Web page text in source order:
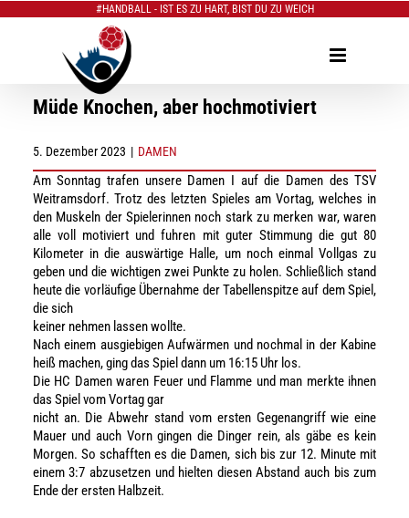
#HANDBALL - IST ES ZU HART, BIST DU ZU WEICH
Müde Knochen, aber hochmotiviert
5. Dezember 2023 | DAMEN
Am Sonntag trafen unsere Damen I auf die Damen des TSV
Weitramsdorf. Trotz des letzten Spieles am Vortag, welches in
den Muskeln der Spielerinnen noch stark zu merken war, waren
alle voll motiviert und fuhren mit guter Stimmung die gut 80
Kilometer in die auswärtige Halle, um noch einmal Vollgas zu
geben und die wichtigen zwei Punkte zu holen. Schließlich stand
heute die vorläufige Übernahme der Tabellenspitze auf dem Spiel,
die sich
keiner nehmen lassen wollte.
Nach einem ausgiebigen Aufwärmen und nochmal in der Kabine
heiß machen, ging das Spiel dann um 16:15 Uhr los.
Die HC Damen waren Feuer und Flamme und man merkte ihnen
das Spiel vom Vortag gar
nicht an. Die Abwehr stand vom ersten Gegenangriff wie eine
Mauer und auch Vorn gingen die Dinger rein, als gäbe es kein
Morgen. So schafften es die Damen, sich bis zur 12. Minute mit
einem 3:7 abzusetzen und hielten diesen Abstand auch bis zum
Ende der ersten Halbzeit.